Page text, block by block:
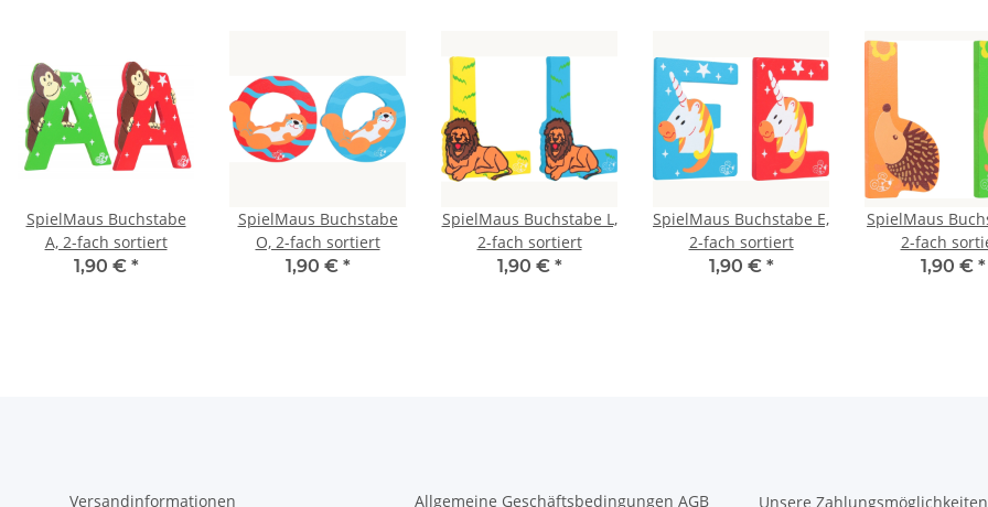
SpielMaus Buchstabe
A, 2-fach sortiert
1,90 € *
SpielMaus Buchstabe
O, 2-fach sortiert
1,90 € *
SpielMaus Buchstabe L,
2-fach sortiert
1,90 € *
SpielMaus Buchstabe E,
2-fach sortiert
1,90 € *
SpielMaus
2-fach
1,90 € *
Versandinformationen Allgemeine Geschäftsbedingungen AGB Unsere